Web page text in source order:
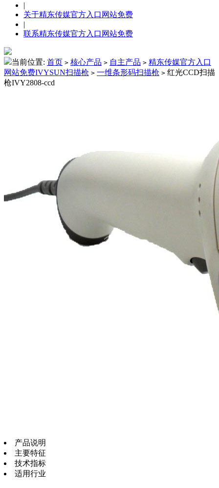
|
关于精东传媒官方入口网站免费
|
联系精东传媒官方入口网站免费
当前位置: 首页 > 核心产品 > 自主产品 > 精东传媒官方入口
网站免费IVYSUN扫描枪 > 一维条形码扫描枪 > 红光CCD扫描
枪IVY2808-ccd
产品说明
主要特征
技术指标
适用行业